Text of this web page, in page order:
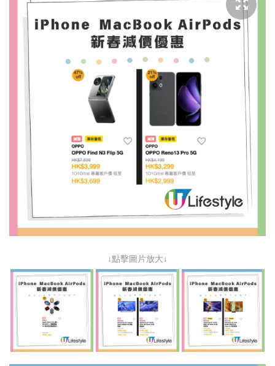
↓點擊圖片放大↓